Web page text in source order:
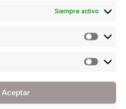
Siempre activo
Aceptar